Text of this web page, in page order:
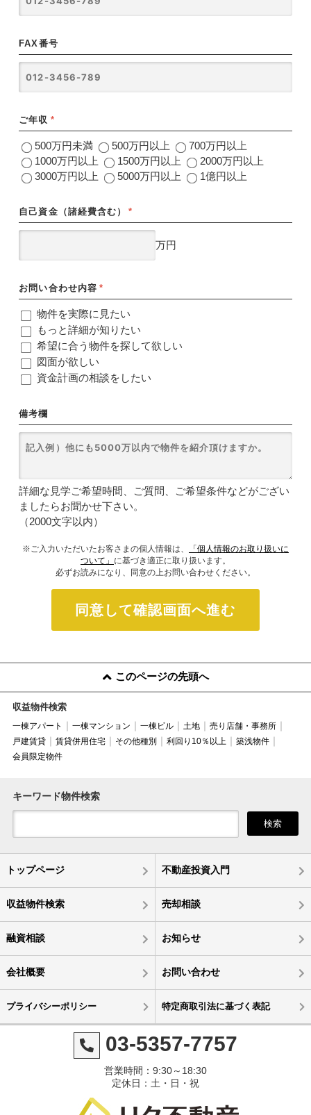
FAX番号
ご年収 *
500万円未満 500万円以上
700万円以上
1000万円以上
1500万円以上
2000万円以上
3000万円以上
5000万円以上 1億円以上
自己資金（諸経費含む） *
万円
お問い合わせ内容 *
物件を実際に見たい
もっと詳細が知りたい
希望に合う物件を探して欲しい
図面が欲しい
資金計画の相談をしたい
備考欄
詳細な見学ご希望時間、ご質問、ご希望条件などがござい
ましたらお聞かせ下さい。
（2000文字以内）
※ご入力いただいたお客さまの個人情報は、
「個人情報のお取り扱いに
ついて」 に基づき適正に取り扱います。
必ずお読みになり、同意の上お問い合わせください。
同意して確認画面へ進む
このページの先頭へ
収益物件検索
一棟アパート 一棟マンション 一棟ビル 土地
売り店舗・事務所
戸建賃貸
賃貸併用住宅 その他種別 利回り10％以上
築浅物件
会員限定物件
キーワード物件検索
検索
トップページ 不動産投資入門
収益物件検索 売却相談
融資相談 お知らせ
会社概要 お問い合わせ
プライバシーポリシー 特定商取引法に基づく表記
03-5357-7757
営業時間：9:30～18:30
定休日：土・日・祝